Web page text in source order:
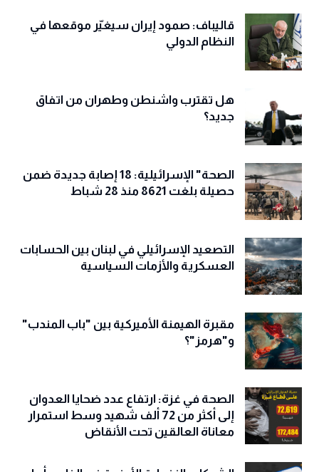
قاليباف: صمود إيران سيغيّر موقعها في
النظام الدولي
هل تقترب واشنطن وطهران من اتفاق
جديد؟
الصحة" الإسرائيلية: 18 إصابة جديدة ضمن
حصيلة بلغت 8621 منذ 28 شباط
التصعيد الإسرائيلي في لبنان بين الحسابات
العسكرية والأزمات السياسية
مقبرة الهيمنة الأميركية بين "باب المندب"
و"هرمز"؟
الصحة في غزة: ارتفاع عدد ضحايا العدوان
إلى أكثر من 72 ألف شهيد وسط استمرار
معاناة العالقين تحت الأنقاض